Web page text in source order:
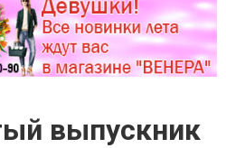
выпускник